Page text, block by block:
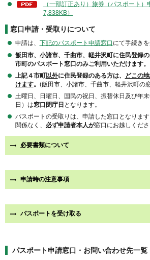
（一部訂正あり）旅券（パスポート）
7,838KB）
窓口申請・受取りについて
申請は、 下記のパスポート申請窓口 にて手続き
飯田市、 小諸市、 千曲市、 軽井沢町に住民登録
市町のパスポート窓口のみご利用いただけます。
上記４市町以外に住民登録のある方は、
どこの
けます。 (飯田市、小諸市、千曲市、軽井沢町の
土曜日、日曜日、国民の祝日、振替休日及び年
日）は窓口閉庁日 となります。
パスポートの受取りは、申請した窓口となりま
関係なく、
必ず申請者本人が窓口にお越しくださ
必要書類について
申請時の注意事項
パスポートを受け取る
パスポート申請窓口・お問い合わせ先一覧